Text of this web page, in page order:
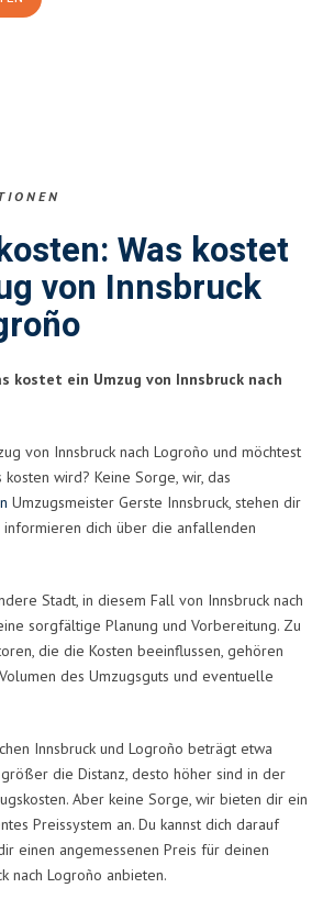
Was kostet
von Innsbruck
kostet ein Umzug von Innsbruck nach
von Innsbruck nach Logroño und möchtest
kosten wird? Keine Sorge, wir, das
Umzugsmeister Gerste Innsbruck, stehen dir
dich über die anfallenden
Stadt, in diesem Fall von Innsbruck nach
sorgfältige Planung und Vorbereitung. Zu
die die Kosten beeinflussen, gehören
des Umzugsguts und eventuelle
Innsbruck und Logroño beträgt etwa
die Distanz, desto höher sind in der
Aber keine Sorge, wir bieten dir ein
Preissystem an. Du kannst dich darauf
einen angemessenen Preis für deinen
nach Logroño anbieten.